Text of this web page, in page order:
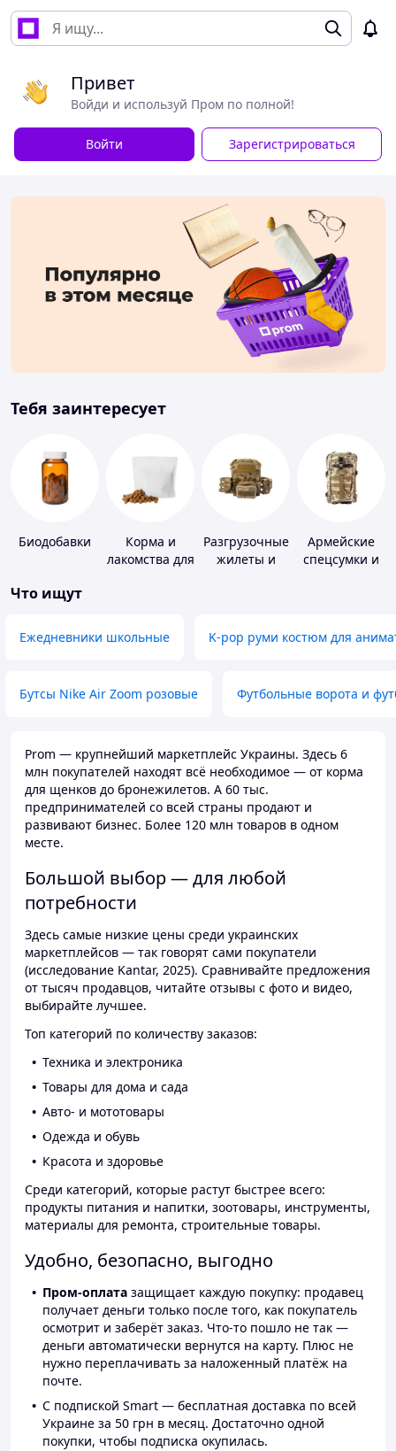
Привет
Войди и используй Пром по полной!
Войти Зарегистрироваться
Тебя заинтересует
Биодобавки
Корма и
лакомства для
Разгрузочные
жилеты и
Армейские
спецсумки и
Что ищут
Ежедневники школьные K-pop руми костюм для
Бутсы Nike Air Zoom розовые Футбольные ворота и
Prom — крупнейший маркетплейс Украины. Здесь 6
млн покупателей находят всё необходимое — от корма
для щенков до бронежилетов. А 60 тыс.
предпринимателей со всей страны продают и
развивают бизнес. Более 120 млн товаров в одном
месте.
Большой выбор — для любой
потребности
Здесь самые низкие цены среди украинских
маркетплейсов — так говорят сами покупатели
(исследование Kantar, 2025). Сравнивайте предложения
от тысяч продавцов, читайте отзывы с фото и видео,
выбирайте лучшее.
Топ категорий по количеству заказов:
Техника и электроника
Товары для дома и сада
Авто- и мототовары
Одежда и обувь
Красота и здоровье
Среди категорий, которые растут быстрее всего:
продукты питания и напитки, зоотовары, инструменты,
материалы для ремонта, строительные товары.
Удобно, безопасно, выгодно
Пром-оплата защищает каждую покупку: продавец
получает деньги только после того, как покупатель
осмотрит и заберёт заказ. Что-то пошло не так —
деньги автоматически вернутся на карту. Плюс не
нужно переплачивать за наложенный платёж на
почте.
С подпиской Smart — бесплатная доставка по всей
Украине за 50 грн в месяц. Достаточно одной
покупки, чтобы подписка окупилась.